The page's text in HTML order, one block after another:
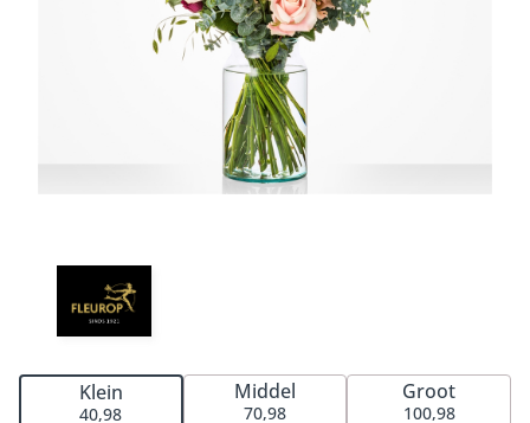
Klein
40,98
Middel
70,98
Groot
100,98